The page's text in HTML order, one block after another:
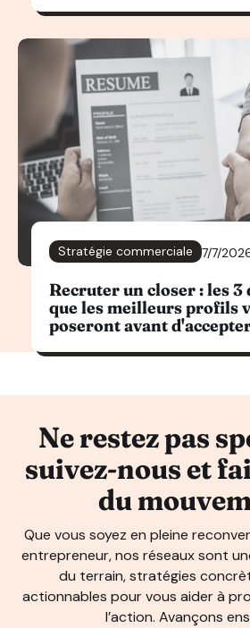
Stratégie commerciale 7/7/
Recruter un closer : les 3
que les meilleurs profils
poseront avant
Ne restez pas
suivez-nous et
du
Que vous soyez en pleine
entrepreneur, nos réseaux sont
du terrain, stratégies
actionnables pour vous aider à
l’action. Avançons